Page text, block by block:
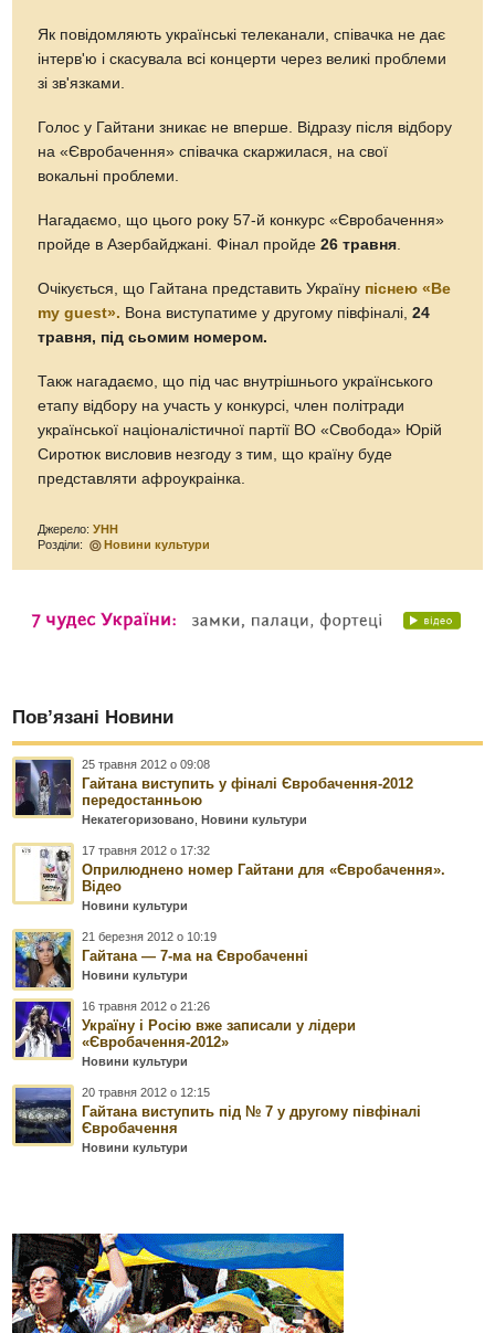
Як повідомляють українські телеканали, співачка не дає
інтерв'ю і скасувала всі концерти через великі проблеми
зі зв'язками.
Голос у Гайтани зникає не вперше. Відразу після відбору
на «Євробачення» співачка скаржилася, на свої
вокальні проблеми.
Нагадаємо, що цього року 57-й конкурс «Євробачення»
пройде в Азербайджані. Фінал пройде26 травня
Очікується, що Гайтана представить Україну піснею «Be
my guest». Вона виступатиме у другому півфіналі,24
травня, під сьомим номером.
Такж нагадаємо, що під час внутрішнього українського
етапу відбору на участь у конкурсі, член політради
української націоналістичної партії ВО «Свобода» Юрій
Сиротюк висловив незгоду з тим, що країну буде
представляти афроукраінка.
Джерело:УНН
Розділи:
Новини культури
Пов’язані Новини
25 травня 2012 о 09:08
Гайтана виступить у фіналі Євробачення-2012
передостанньою
Некатегоризовано ,Новини культури
17 травня 2012 о 17:32
Оприлюднено номер Гайтани для «Євробачення».
Відео
Новини культури
21 березня 2012 о 10:19
Гайтана — 7-ма на Євробаченні
Новини культури
16 травня 2012 о 21:26
Україну і Росію вже записали у лідери
«Євробачення-2012»
Новини культури
20 травня 2012 о 12:15
Гайтана виступить під № 7 у другому півфіналі
Євробачення
Новини культури